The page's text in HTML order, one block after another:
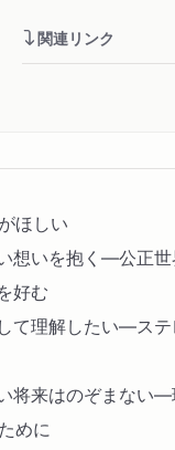
関連リンク
ほしい
想いを抱く―公正世
好む
理解したい―ステ
来はのぞまない―
めに